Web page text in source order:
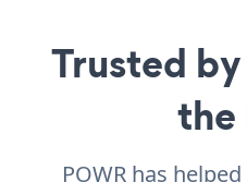
Trusted
the
POWR has